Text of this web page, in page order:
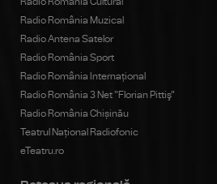
Radio România Muzical
Radio Antena Satelor
Radio România Sport
Radio România Internațional
Radio România 3 Net "Florian Pittiş"
Radio România Chișinău
Teatrul Național Radiofonic
eTeatru.ro